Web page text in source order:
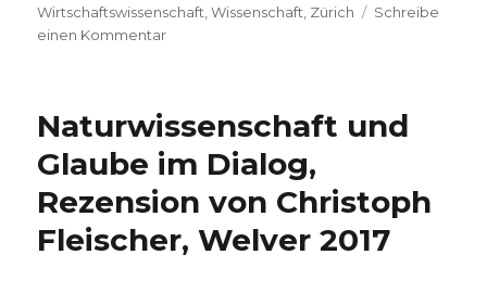
Wirtschaftswissenschaft,Wissenschaft, Zürich
Schreibe
einen Kommentarzu
Rezension,
Christoph
und
Niklas
Fleischer,
Welver,
Naturwissenschaft und
Glaube im Dialog,
Rezension von Christoph
Fleischer, Welver 2017